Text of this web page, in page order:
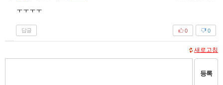
ㅜㅜㅜㅜ
답글 0
0
새로고침
등록